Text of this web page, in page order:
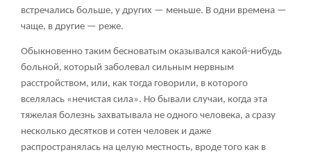
встречались больше, у других — меньше. В одни времена —
чаще, в другие — реже.
Обыкновенно таким бесноватым оказывался какой-нибудь
больной, который заболевал сильным нервным
расстройством, или, как тогда говорили, в которого
вселялась «нечистая сила». Но бывали случаи, когда эта
тяжелая болезнь захватывала не одного человека, а сразу
несколько десятков и сотен человек и даже
распространялась на целую местность, вроде того как в